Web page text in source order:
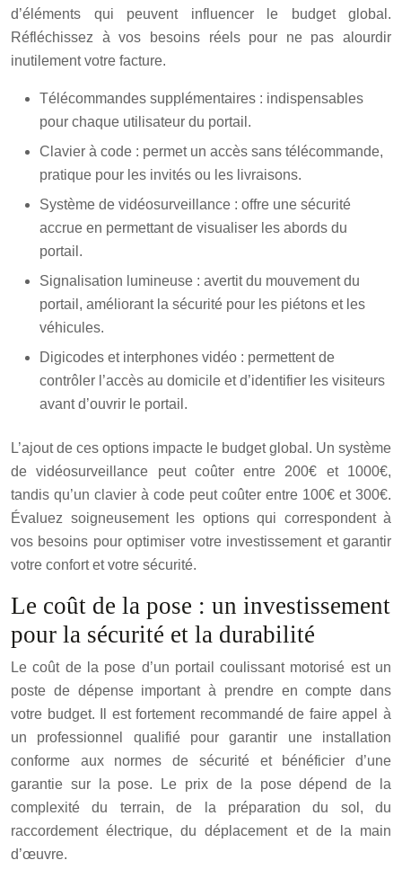
d’éléments qui peuvent influencer le budget global.
Réfléchissez à vos besoins réels pour ne pas alourdir
inutilement votre facture.
Télécommandes supplémentaires : indispensables
pour chaque utilisateur du portail.
Clavier à code : permet un accès sans télécommande,
pratique pour les invités ou les livraisons.
Système de vidéosurveillance : offre une sécurité
accrue en permettant de visualiser les abords du
portail.
Signalisation lumineuse : avertit du mouvement du
portail, améliorant la sécurité pour les piétons et les
véhicules.
Digicodes et interphones vidéo : permettent de
contrôler l’accès au domicile et d’identifier les visiteurs
avant d’ouvrir le portail.
L’ajout de ces options impacte le budget global. Un système
de vidéosurveillance peut coûter entre 200€ et 1000€,
tandis qu’un clavier à code peut coûter entre 100€ et 300€.
Évaluez soigneusement les options qui correspondent à
vos besoins pour optimiser votre investissement et garantir
votre confort et votre sécurité.
Le coût de la pose : un investissement
pour la sécurité et la durabilité
Le coût de la pose d’un portail coulissant motorisé est un
poste de dépense important à prendre en compte dans
votre budget. Il est fortement recommandé de faire appel à
un professionnel qualifié pour garantir une installation
conforme aux normes de sécurité et bénéficier d’une
garantie sur la pose. Le prix de la pose dépend de la
complexité du terrain, de la préparation du sol, du
raccordement électrique, du déplacement et de la main
d’œuvre.